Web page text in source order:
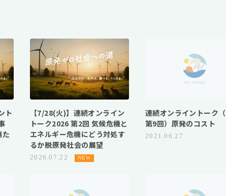
ト
た
【7/28(火)】連続オンライン
トーク2026 第2回 気候危機と
エネルギー危機にどう対処す
るか――脱原発社会の展望
2026.07.22
連続オンライントーク
第9回）原発のコスト
2021.06.27